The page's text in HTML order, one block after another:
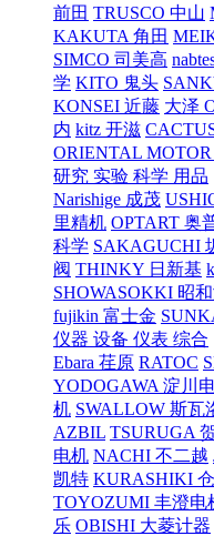
前田 TRUSCO 中山
KAKUTA 角田
SIMCO 司美高
学 KITO 鬼头
KONSEI 近藤 大泽
内 kitz 开滋
ORIENTAL
研究 实验 科学 用品
Narishige 成茂
里精机 OPTART 奥
科学 SAKAGUCHI
阀 THINKY 日新基
SHOWASOKKI 昭
fujikin 富士金
仪器 设备 仪表 综合
Ebara 荏原 RATOC
YODOGAWA 淀川
机 SWALLOW 斯瓦
AZBIL TSURUGA
电机 NACHI 不二越
凯特 KURASHIKI
TOYOZUMI 丰澄电
乐 OBISHI 大菱计器